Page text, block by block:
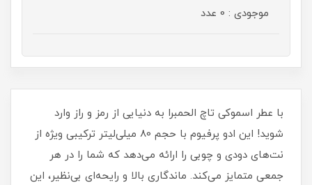
موجودی : 0 عدد
با عطر اسموکی تاچ الحمبرا به دنیایی از رمز و راز وارد
شوید! این ادو پرفیوم با حجم 80 میلی‌لیتر ترکیبی ویژه از
نت‌های دودی و چوبی را ارائه می‌دهد که شما را در هر
جمعی متمایز می‌کند. ماندگاری بالا و رایحه‌ای بی‌نظیر، این